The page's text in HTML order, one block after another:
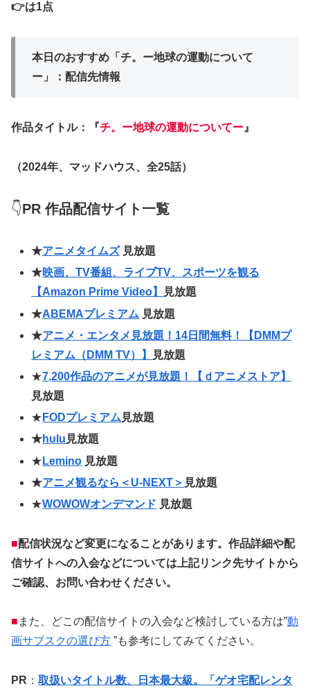
👉は1点
本日のおすすめ「チ。ー地球の運動について
ー」：配信先情報
作品タイトル：『チ。ー地球の運動についてー 』
（2024年、マッドハウス、全25話）
👇PR 作品配信サイト一覧
★アニメタイムズ見放題
★映画、TV番組、ライブTV、スポーツを観る
【Amazon Prime Video】
見放題
★ABEMAプレミアム 見放題
★アニメ・エンタメ見放題！14日間無料！【DMMプ
レミアム（DMM TV）】
見放題
★7,200作品のアニメが見放題！【ｄアニメストア】
見放題
★ FODプレミアム 見放題
★hulu 見放題
★ Lemino 見放題
★アニメ観るなら＜U-NEXT＞ 見放題
★WOWOWオンデマンド 見放題
■配信状況など変更になることがあります。作品詳細や配
信サイトへの入会などについては上記リンク先サイトから
ご確認、お問い合わせください。
■ また、どこの配信サイトの入会など検討している方は”動
画サブスクの選び方 ”も参考にしてみてください。
PR ： 取扱いタイトル数、日本最大級。「ゲオ宅配レンタ